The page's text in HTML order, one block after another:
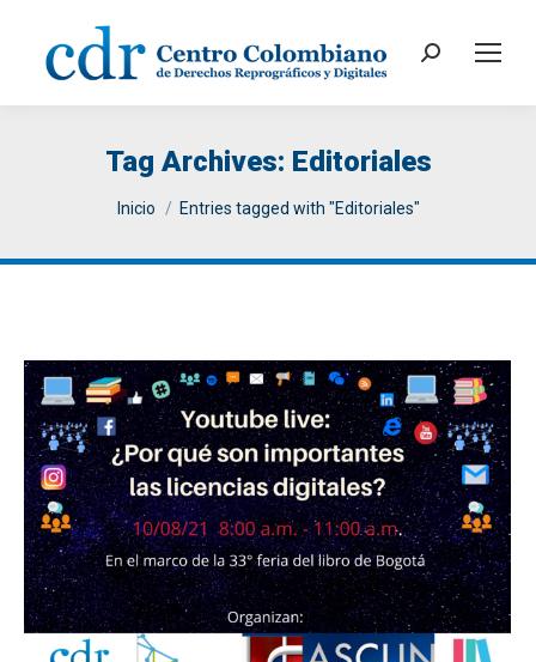
Search:
Tag Archives: Editoriales
You are here:
Inicio Entries tagged with "Editoriales"